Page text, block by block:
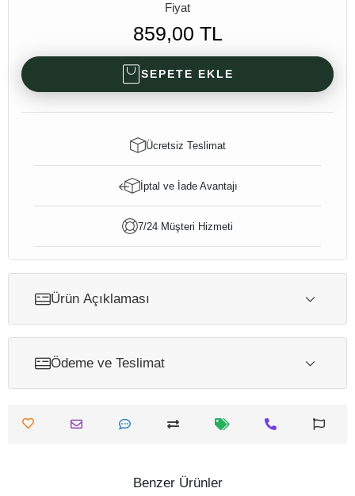
Fiyat
859,00 TL
SEPETE EKLE
Ücretsiz Teslimat
İptal ve İade Avantajı
7/24 Müşteri Hizmeti
Ürün Açıklaması
Ödeme ve Teslimat
Benzer Ürünler